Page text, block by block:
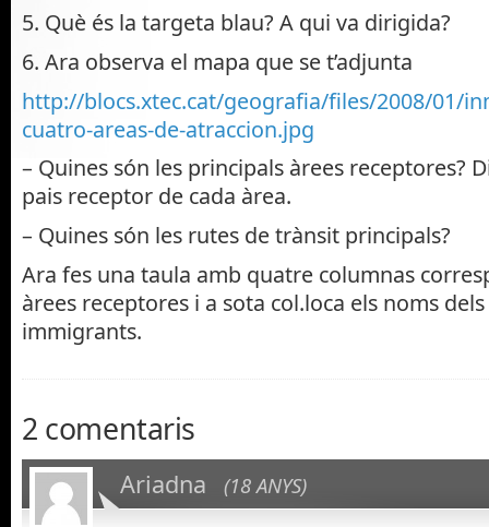
5. Què és la targeta blau? A qui va dirigida?
6. Ara observa el mapa que se t’adjunta
http://blocs.xtec.cat/geografia/files/2008/01/
cuatro-areas-de-atraccion.jpg
– Quines són les principals àrees receptores?
pais receptor de cada àrea.
– Quines són les rutes de trànsit principals?
Ara fes una taula amb quatre columnas
àrees receptores i a sota col.loca els noms
immigrants.
2 comentaris
Ariadna (18 ANYS)